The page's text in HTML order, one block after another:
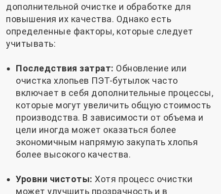
дополнительной очистке и обработке для
повышения их качества. Однако есть
определенные факторы, которые следует
учитывать:
Последствия затрат: Обновление или
очистка хлопьев ПЭТ-бутылок часто
включает в себя дополнительные процессы,
которые могут увеличить общую стоимость
производства. В зависимости от объема и
цели иногда может оказаться более
экономичным напрямую закупать хлопья
более высокого качества.
Уровни чистоты: Хотя процесс очистки
может улучшить прозрачность и в